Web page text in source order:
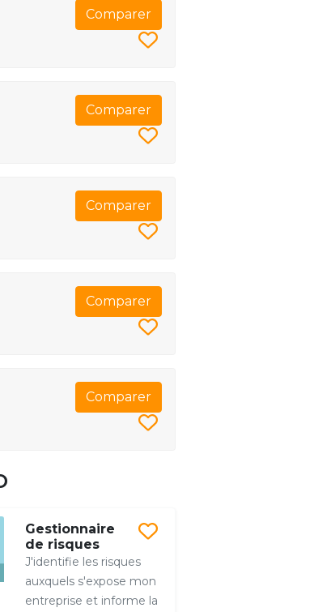
Comparer
Comparer
Comparer
Comparer
Comparer
Gestionnaire
de risques
J'identifie les risques
auxquels s'expose mon
entreprise et informe la